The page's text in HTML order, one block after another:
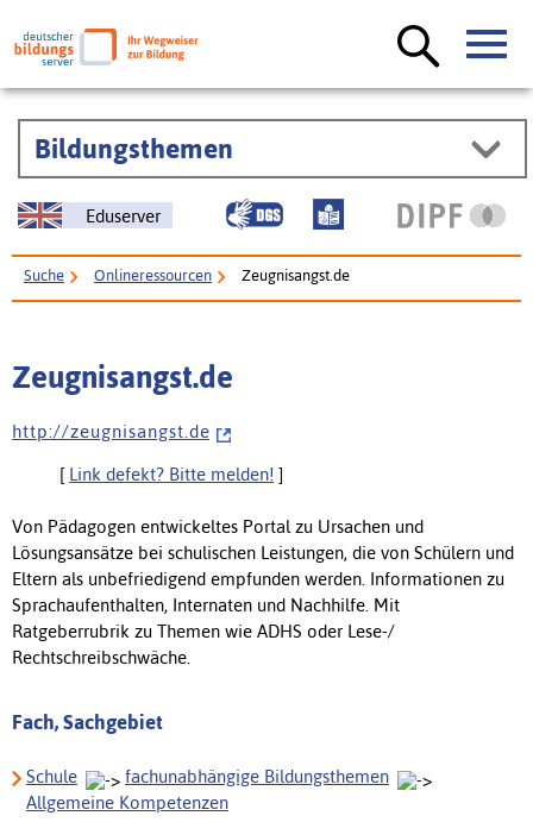
Bildungsthemen
Eduserver
Suche Onlineressourcen Zeugnisangst.de
Zeugnisangst.de
h t t p : / / z e u g n i s a n g s t . d e
[ Link defekt? Bitte melden! ]
Von Pädagogen entwickeltes Portal zu Ursachen und
Lösungsansätze bei schulischen Leistungen, die von Schülern und
Eltern als unbefriedigend empfunden werden. Informationen zu
Sprachaufenthalten, Internaten und Nachhilfe. Mit
Ratgeberrubrik zu Themen wie ADHS oder Lese-/
Rechtschreibschwäche.
Fach, Sachgebiet
Schule
fachunabhängige Bildungsthemen
Allgemeine Kompetenzen